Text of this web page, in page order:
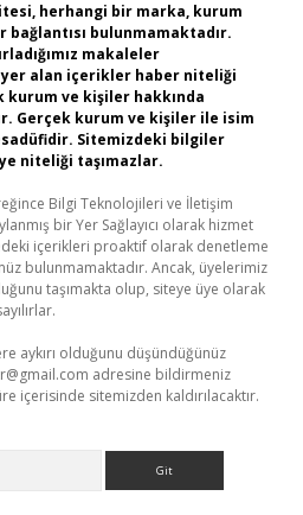
herhangi bir marka, kurum
bulunmamaktadır.
makaleler
yer alan içerikler haber niteliği
kurum ve kişiler hakkında
Gerçek kurum ve kişiler ile isim
Sitemizdeki bilgiler
niteliği taşımazlar.
Bilgi Teknolojileri ve İletişim
bir Yer Sağlayıcı olarak hizmet
içerikleri proaktif olarak denetleme
bulunmamaktadır. Ancak, üyelerimiz
taşımakta olup, siteye üye olarak
aykırı olduğunu düşündüğünüz
adresine bildirmeniz
içerisinde sitemizden kaldırılacaktır.